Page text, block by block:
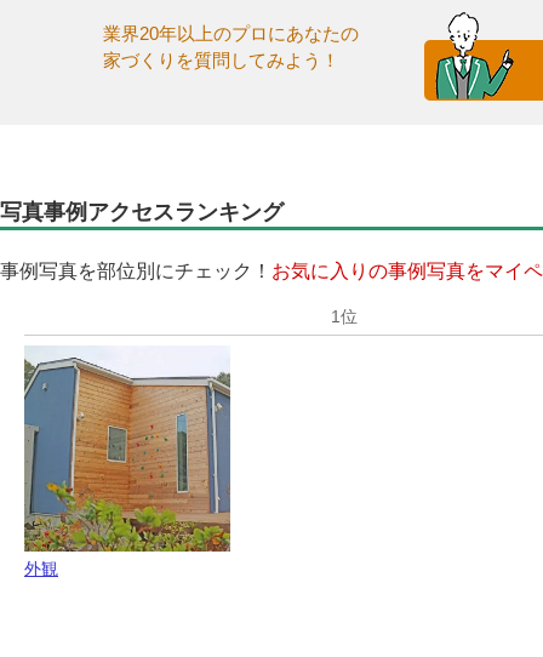
業界20年以上のプロにあなたの
家づくりを質問してみよう！
写真事例アクセスランキング
事例写真を部位別にチェック！ お気に入りの事例写真をマイ
外観